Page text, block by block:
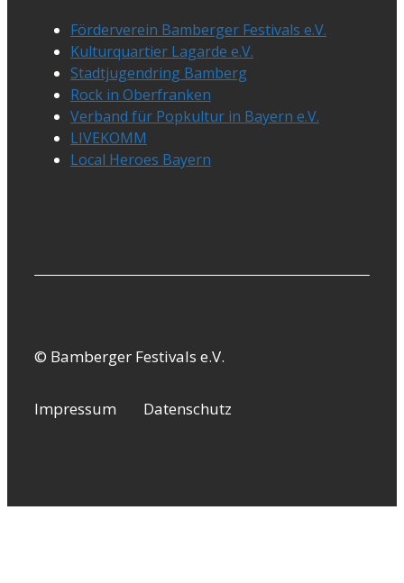
Förderverein Bamberger Festivals e.V.
Kulturquartier Lagarde e.V.
Stadtjugendring Bamberg
Rock in Oberfranken
Verband für Popkultur in Bayern e.V.
LIVEKOMM
Local Heroes Bayern
© Bamberger Festivals e.V.
Impressum Datenschutz